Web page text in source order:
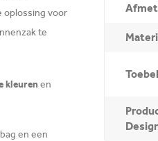
oplossing voor
te
kleuren en
en een